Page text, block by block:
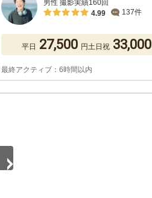
男性 撮影実績160回
4.99
137件
平日 27,500 円土日祝 33,000
最終アクティブ：6時間以内